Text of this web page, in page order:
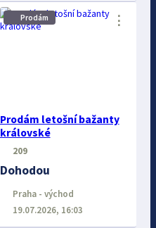
Prodám
Prodám letošní bažanty
královské
⋮
209
Dohodou
Praha - východ
19.07.2026, 16:03